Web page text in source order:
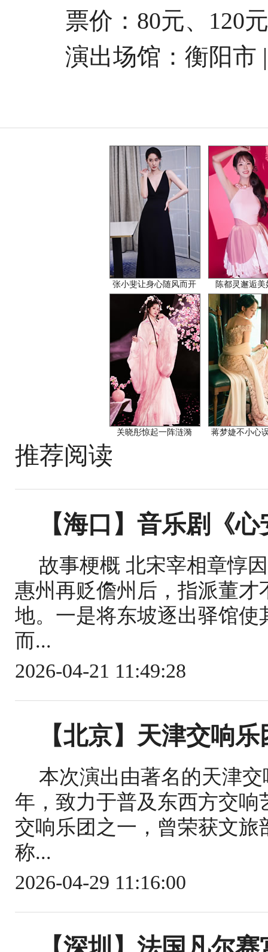
票价：80元、120元
演出场馆：衡阳市 |
张小斐让身心随风而开 陈都灵邂逅美
关晓彤惊起一阵涟漪 蒋梦婕不小心
推荐阅读
【海口】音乐剧《
故事梗概 北宋宰相章惇
惠州再贬儋州后，指派董
地。一是将东坡逐出驿馆
而...
2026-04-21 11:49:28
【北京】天津交响
本次演出由著名的天津
年，致力于普及东西方交
交响乐团之一，曾荣获文
称...
2026-04-29 11:16:00